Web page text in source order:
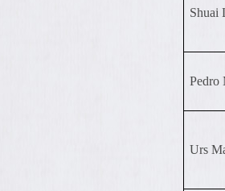
Shuai
Pedro
Urs